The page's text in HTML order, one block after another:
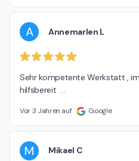
A Annemarlen L
Sehr kompetente Werkstatt ,
hilfsbereit  ...
Vor 3 Jahren auf Google
M Mikael C